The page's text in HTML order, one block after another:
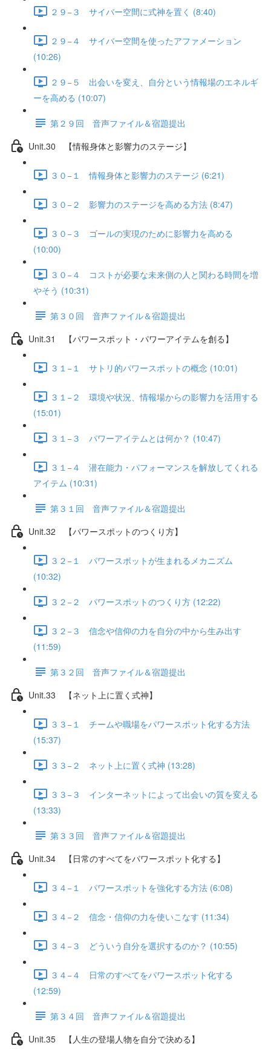
２９−３ サイバー空間に式神を置く (8:40)
２９−４ サイバー空間を使ったアファメーション
(10:26)
２９−５ 出会いを変え、自分という情報場のエネルギ
ーを高める (10:07)
第２９回 音声ファイル＆宿題提出
Unit.30 【情報身体と影響力のステージ】
３０−１ 情報身体と影響力のステージ (6:21)
３０−２ 影響力のステージを高める方法 (8:47)
３０−３ ゴールの実現のために影響力を高める
(10:00)
３０−４ コストが必要な未来側の人と関わる時間を増
やそう (10:31)
第３０回 音声ファイル＆宿題提出
Unit.31 【パワースポット・パワーアイテムを創る】
３１−１ サトリ的パワースポットの概念 (10:01)
３１−２ 環境や状況、情報場からの影響力を活用する
(15:01)
３１−３ パワーアイテムとは何か？ (10:47)
３１−４ 潜在能力・パフォーマンスを解放してくれる
アイテム (10:31)
第３１回 音声ファイル＆宿題提出
Unit.32 【パワースポットのつくり方】
３２−１ パワースポットが生まれるメカニズム
(10:32)
３２−２ パワースポットのつくり方 (12:22)
３２−３ 信念や信仰の力を自分の中から生み出す
(11:59)
第３２回 音声ファイル＆宿題提出
Unit.33 【ネット上に置く式神】
３３−１ チームや職場をパワースポット化する方法
(15:37)
３３−２ ネット上に置く式神 (13:28)
３３−３ インターネットによって出会いの質を変える
(13:33)
第３３回 音声ファイル＆宿題提出
Unit.34 【日常のすべてをパワースポット化する】
３４−１ パワースポットを強化する方法 (6:08)
３４−２ 信念・信仰の力を使いこなす (11:34)
３４−３ どういう自分を選択するのか？ (10:55)
３４−４ 日常のすべてをパワースポット化する
(12:59)
第３４回 音声ファイル＆宿題提出
Unit.35 【人生の登場人物を自分で決める】